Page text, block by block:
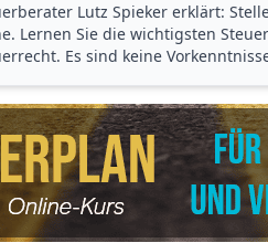
Lutz Spieker erklärt:
Lernen Sie die wichtigsten
Es sind keine